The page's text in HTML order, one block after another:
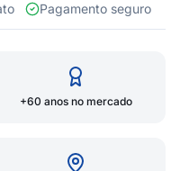
Pagamento seguro
+60 anos no mercado